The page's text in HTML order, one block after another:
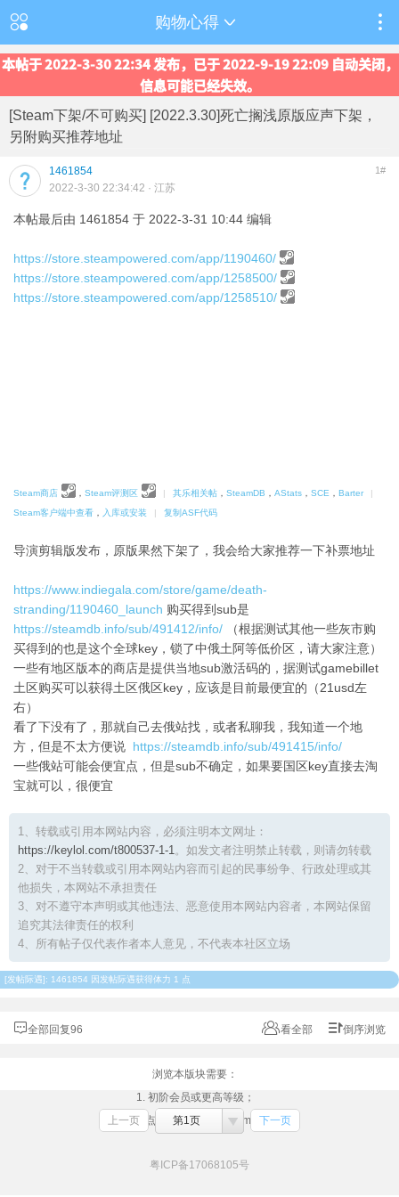
购物心得
本帖于 2022-3-30 22:34 发布，已于 2022-9-19 22:09 自动关闭，
信息可能已经失效。
[Steam下架/不可购买] [2022.3.30]死亡搁浅原版应声下架，
另附购买推荐地址
1461854 1#
2022-3-30 22:34:42 · 江苏
本帖最后由 1461854 于 2022-3-31 10:44 编辑
https://store.steampowered.com/app/1190460/
https://store.steampowered.com/app/1258500/
https://store.steampowered.com/app/1258510/
Steam商店 Steam评测区 | 其乐相关帖 SteamDB AStats SCE Barter
|
Steam客户端中查看
入库或安装 | 复制ASF代码
导演剪辑版发布，原版果然下架了，我会给大家推荐一下补票地址
https://www.indiegala.com/store/game/death-
stranding/1190460_launch 购买得到sub是
https://steamdb.info/sub/491412/info/ （根据测试其他一些灰市购
买得到的也是这个全球key，锁了中俄土阿等低价区，请大家注意）
一些有地区版本的商店是提供当地sub激活码的，据测试gamebillet
土区购买可以获得土区俄区key，应该是目前最便宜的（21usd左
右）
看了下没有了，那就自己去俄站找，或者私聊我，我知道一个地
方，但是不太方便说 https://steamdb.info/sub/491415/info/
一些俄站可能会便宜点，但是sub不确定，如果要国区key直接去淘
宝就可以，很便宜
1、转载或引用本网站内容，必须注明本文网址：
https://keylol.com/t800537-1-1。如发文者注明禁止转载，则请勿转载
2、对于不当转载或引用本网站内容而引起的民事纷争、行政处理或其
他损失，本网站不承担责任
3、对不遵守本声明或其他违法、恶意使用本网站内容者，本网站保留
追究其法律责任的权利
4、所有帖子仅代表作者本人意见，不代表本社区立场
[发帖际遇]: 1461854 因发帖际遇获得体力 1 点
全部回复96 看全部 倒序浏览
浏览本版块需要：
1. 初阶会员或更高等级；
2. （点击此处）绑定Steam账号
上一页 第1页 下一页
粤ICP备17068105号